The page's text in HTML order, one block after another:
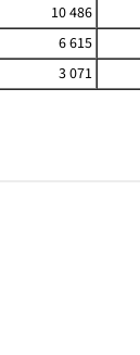
10 486
6 615
3 071